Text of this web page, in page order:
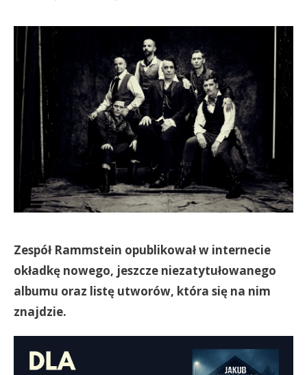
Zespół Rammstein opublikował w internecie
okładkę nowego, jeszcze niezatytułowanego
albumu oraz listę utworów, która się na nim
znajdzie.